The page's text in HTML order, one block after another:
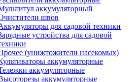
аккумуляторный
швов
для садовой техники
устройства для садовой
(унижтожители насекомых)
аккумуляторные
аккумуляторные
аккумуляторные